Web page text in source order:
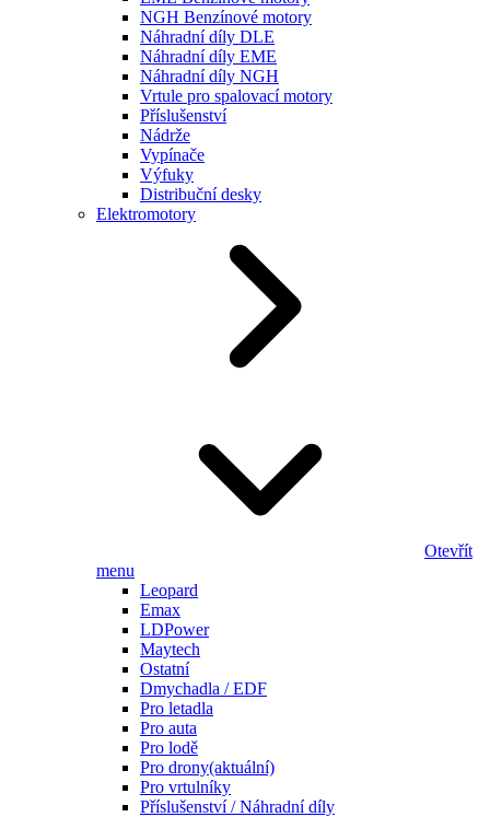
NGH Benzínové motory
Náhradní díly DLE
Náhradní díly EME
Náhradní díly NGH
Vrtule pro spalovací motory
Příslušenství
Nádrže
Vypínače
Výfuky
Distribuční desky
Elektromotory
Otevřít
menu
Leopard
Emax
LDPower
Maytech
Ostatní
Dmychadla / EDF
Pro letadla
Pro auta
Pro lodě
Pro drony(aktuální)
Pro vrtulníky
Příslušenství / Náhradní díly